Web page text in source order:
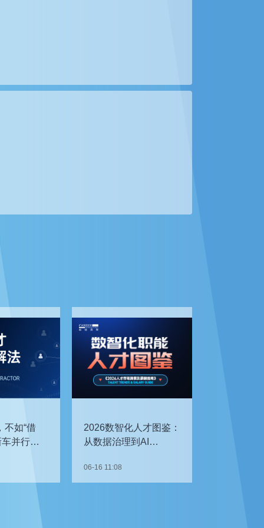
不如“借
并行开
2026数智化人才图鉴：
从数据治理到AI
06-16 11:08